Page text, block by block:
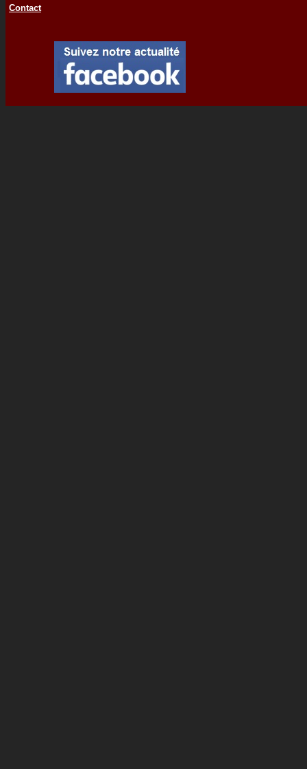
Contact